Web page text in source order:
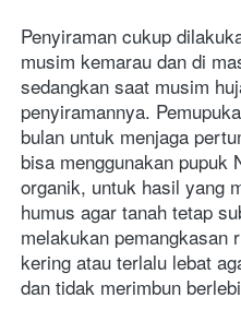
Penyiraman cukup
musim kemarau dan di
sedangkan saat musim
penyiramannya.
bulan untuk menjaga
bisa menggunakan pupuk
organik, untuk hasil yang
humus agar tanah tetap
melakukan pemangkasan
kering atau terlalu lebat
dan tidak merimbun